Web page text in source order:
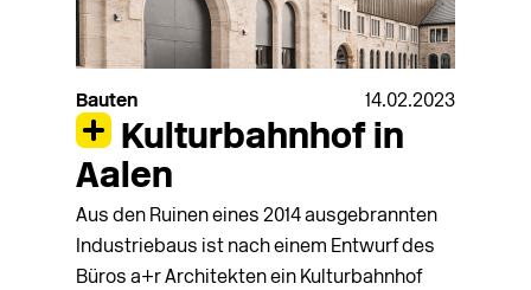
Bauten 14.02.2023
Kulturbahnhof in
Aalen
Aus den Ruinen eines 2014 ausgebrannten
Industriebaus ist nach einem Entwurf des
Büros a+r Architekten ein Kulturbahnhof